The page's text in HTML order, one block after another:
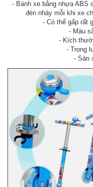
- Bánh xe bằng nhựa ABS
đèn nháy mỗi khi xe
- Có thể gấp rất
- Màu
- Kích
- Trọng
- Sản